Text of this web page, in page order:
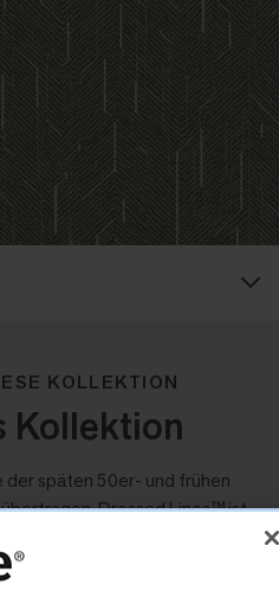
KOLLEKTION
Kollektion
späten 50er- und frühen
Dressed Lines™ ist
ein weiterer Beweis, dass
sich geändert – aber der